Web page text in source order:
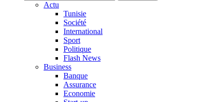
Actu
Tunisie
Société
International
Sport
Politique
Flash News
Business
Banque
Assurance
Economie